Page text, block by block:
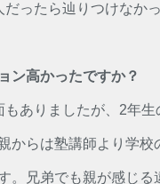
ったら辿りつけなか
ン高かったですか？
ありましたが、2年
からは塾講師より学
。兄弟でも親が感じ